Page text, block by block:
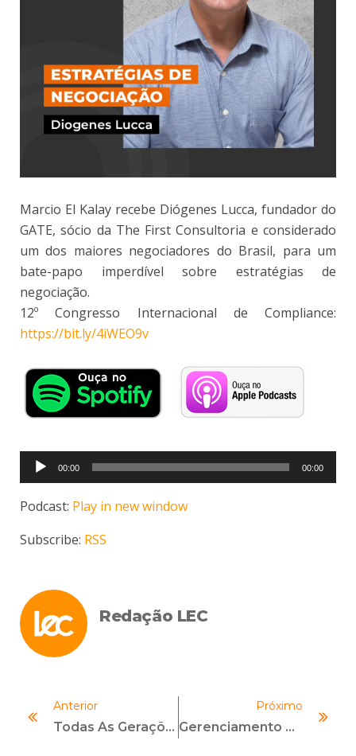
Marcio El Kalay recebe Diógenes Lucca, fundador do
GATE, sócio da The First Consultoria e considerado
um dos maiores negociadores do Brasil, para um
bate-papo imperdível sobre estratégias de
negociação.
12º Congresso Internacional de Compliance:
https://bit.ly/4iWEO9v
Tocador
de
áudio
00:00 00:00
Podcast: Play in new window
Subscribe: RSS
Redação LEC
Anterior
Todas As Gerações De Pessoas Precisam Ser Igualmente Respeitadas, Acolhidas E Incluídas
Próximo
Gerenciamento De Riscos No Programa De PLD/FTP: Essencial Para A Integridade Corporativa